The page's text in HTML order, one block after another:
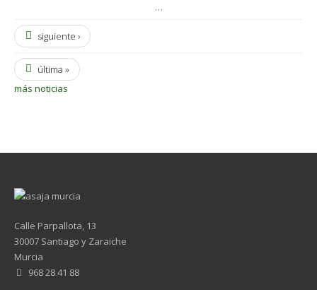
…
siguiente ›
última »
más noticias
Calle Parpallota, 13
30007 Santiago y Zaraiche
Murcia
968 28 41 88